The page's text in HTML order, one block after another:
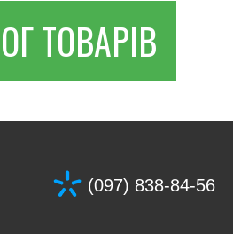
ТОВАРІВ
(097) 838-84-56